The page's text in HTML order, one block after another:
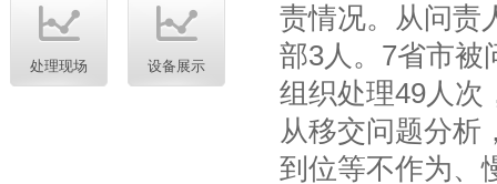
处理现场 设备展示
责情况。从问责
部3人。7省市被
组织处理49人次
从移交问题分析
到位等不作为、